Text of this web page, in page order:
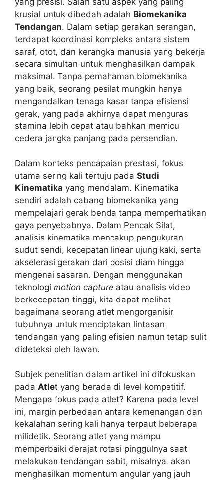
krusial untuk dibedah adalah Biomekanika
Tendangan. Dalam setiap gerakan serangan,
terdapat koordinasi kompleks antara sistem
saraf, otot, dan kerangka manusia yang bekerja
secara simultan untuk menghasilkan dampak
maksimal. Tanpa pemahaman biomekanika
yang baik, seorang pesilat mungkin hanya
mengandalkan tenaga kasar tanpa efisiensi
gerak, yang pada akhirnya dapat menguras
stamina lebih cepat atau bahkan memicu
cedera jangka panjang pada persendian.
Dalam konteks pencapaian prestasi, fokus
utama sering kali tertuju pada Studi
Kinematika yang mendalam. Kinematika
sendiri adalah cabang biomekanika yang
mempelajari gerak benda tanpa memperhatikan
gaya penyebabnya. Dalam Pencak Silat,
analisis kinematika mencakup pengukuran
sudut sendi, kecepatan linear ujung kaki, serta
akselerasi gerakan dari posisi diam hingga
mengenai sasaran. Dengan menggunakan
teknologi motion capture atau analisis video
berkecepatan tinggi, kita dapat melihat
bagaimana seorang atlet mengorganisir
tubuhnya untuk menciptakan lintasan
tendangan yang paling efisien namun tetap sulit
dideteksi oleh lawan.
Subjek penelitian dalam artikel ini difokuskan
pada Atlet yang berada di level kompetitif.
Mengapa fokus pada atlet? Karena pada level
ini, margin perbedaan antara kemenangan dan
kekalahan sering kali hanya terpaut beberapa
milidetik. Seorang atlet yang mampu
memperbaiki derajat rotasi pinggulnya saat
melakukan tendangan sabit, misalnya, akan
menghasilkan momentum angular yang jauh